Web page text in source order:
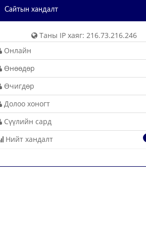
Сайтын хандалт
Таны IP хаяг: 216.73.216.246
Онлайн
Өнөөдөр
Өчигдөр
Долоо хоногт
Сүүлийн сард
Нийт хандалт